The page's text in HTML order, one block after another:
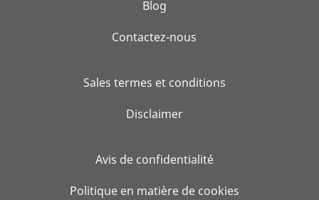
Blog
Contactez-nous
Sales termes et conditions
Disclaimer
Avis de confidentialité
Politique en matière de cookies